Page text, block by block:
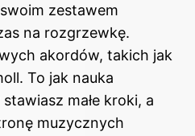
zestawem
na rozgrzewkę.
akordów, takich jak
To jak nauka
małe kroki, a
muzycznych